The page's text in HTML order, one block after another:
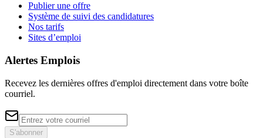
Publier une offre
Système de suivi des candidatures
Nos tarifs
Sites d’emploi
Alertes Emplois
Recevez les dernières offres d'emploi directement dans votre boîte
courriel.
S'abonner